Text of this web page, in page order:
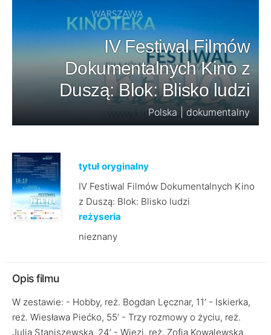
IV Festiwal Filmów
Dokumentalnych Kino z
Duszą: Blok: Blisko ludzi
Polska | dokumentalny
tytuł oryginalny
IV Festiwal Filmów Dokumentalnych Kino
z Duszą: Blok: Blisko ludzi
reżyseria
nieznany
Opis filmu
W zestawie: - Hobby, reż. Bogdan Lęcznar, 11’ - Iskierka,
reż. Wiesława Piećko, 55’ - Trzy rozmowy o życiu, reż.
Julia Staniszewska, 24’ - Więzi, reż. Zofia Kowalewska,